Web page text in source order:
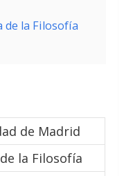
de la Filosofía
de Madrid
la Filosofía